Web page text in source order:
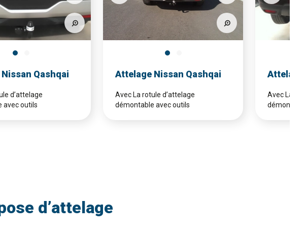
Qashqai
d’attelage
avec outils
Attelage Nissan Qashqai
Avec La rotule d’attelage
démontable avec outils
Attelage
Avec La
d’attelage